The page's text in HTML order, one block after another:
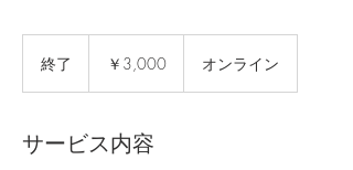
終了 ￥3,000 オンライン
サービス内容